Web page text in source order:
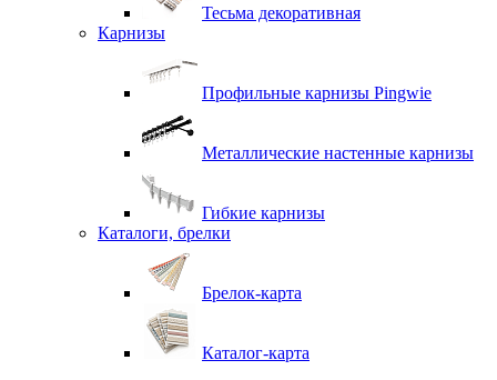
Тесьма декоративная
Карнизы
Профильные карнизы Pingwie
Металлические настенные карнизы
Гибкие карнизы
Каталоги, брелки
Брелок-карта
Каталог-карта